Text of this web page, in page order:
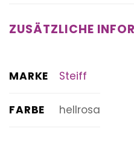
ZUSÄTZLICHE
MARKE Steiff
FARBE hellrosa